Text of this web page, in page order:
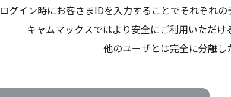
ログイン時にお客さまIDを入力することでそれぞれ
キャムマックスではより安全にご利用いただけ
他のユーザとは完全に分離し